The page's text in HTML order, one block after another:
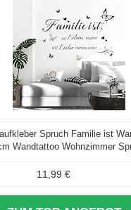
Spruch Familie ist
Wandtattoo Wohnzimmer
11,99 €